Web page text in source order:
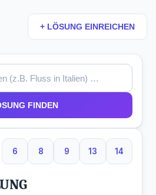
+ LÖSUNG EINREICHEN
FINDEN
6
6 Buchstaben
8
8 Buchstaben
9
9 Buchstaben
13
13 Buchstaben
14
14